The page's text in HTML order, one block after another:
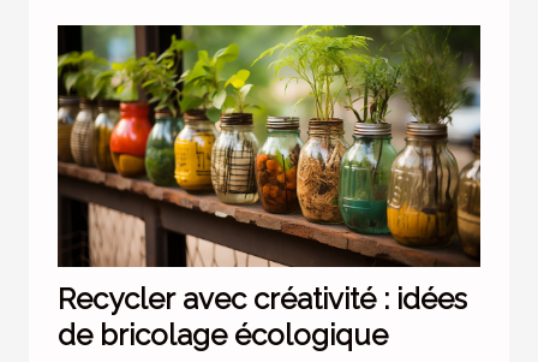
Recycler avec créativité : idées
de bricolage écologique